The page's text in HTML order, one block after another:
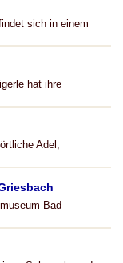
sich in einem
hat ihre
Adel,
Bad